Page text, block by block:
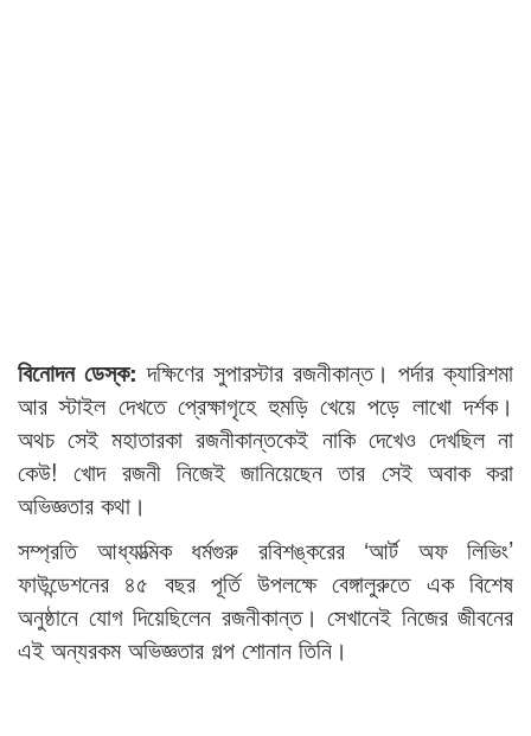
বিনোদন ডেস্ক:দক্ষিণের সুপারস্টার রজনীকান্ত। পর্দার ক্যারিশমা
আর স্টাইল দেখতে প্রেক্ষাগৃহে হুমড়ি খেয়ে পড়ে লাখো দর্শক।
অথচ সেই মহাতারকা রজনীকান্তকেই নাকি দেখেও দেখছিল না
কেউ! খোদ রজনী নিজেই জানিয়েছেন তার সেই অবাক করা
অভিজ্ঞতার কথা।
সম্প্রতি আধ্যাত্মিক ধর্মগুরু রবিশঙ্করের ‘আর্ট অফ লিভিং’
ফাউন্ডেশনের ৪৫ বছর পূর্তি উপলক্ষে বেঙ্গালুরুতে এক বিশেষ
অনুষ্ঠানে যোগ দিয়েছিলেন রজনীকান্ত। সেখানেই নিজের জীবনের
এই অন্যরকম অভিজ্ঞতার গল্প শোনান তিনি।